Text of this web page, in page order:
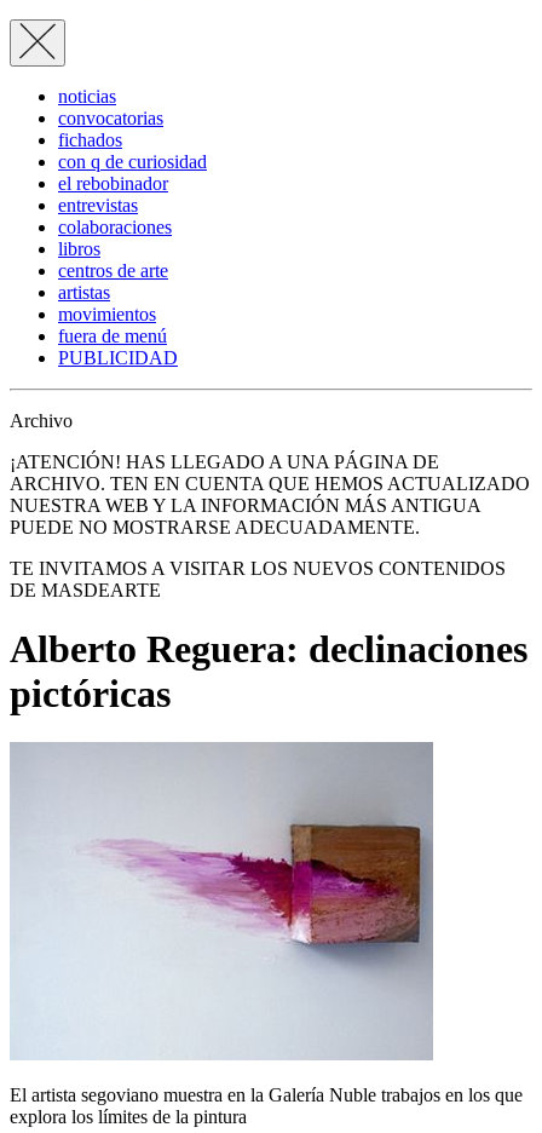
noticias
convocatorias
fichados
con q de curiosidad
el rebobinador
entrevistas
colaboraciones
libros
centros de arte
artistas
movimientos
fuera de menú
PUBLICIDAD
Archivo
¡ATENCIÓN! HAS LLEGADO A UNA PÁGINA DE
ARCHIVO. TEN EN CUENTA QUE HEMOS ACTUALIZADO
NUESTRA WEB Y LA INFORMACIÓN MÁS ANTIGUA
PUEDE NO MOSTRARSE ADECUADAMENTE.
TE INVITAMOS A VISITAR LOS NUEVOS CONTENIDOS
DE MASDEARTE
Alberto Reguera: declinaciones
pictóricas
El artista segoviano muestra en la Galería Nuble trabajos en los que
explora los límites de la pintura